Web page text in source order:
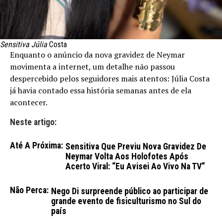
Sensitiva JúliaCosta
Enquanto o anúncio da nova gravidez de Neymar
movimenta a internet, um detalhe não passou
despercebido pelos seguidores mais atentos: Júlia Costa
já havia contado essa história semanas antes de ela
acontecer.
Neste artigo:
Até A Próxima: Sensitiva Que Previu Nova Gravidez De
Neymar Volta Aos Holofotes Após
Acerto Viral: “Eu Avisei Ao Vivo Na TV”
Não Perca: Nego Di surpreende público ao participar de
grande evento de fisiculturismo no Sul do
país